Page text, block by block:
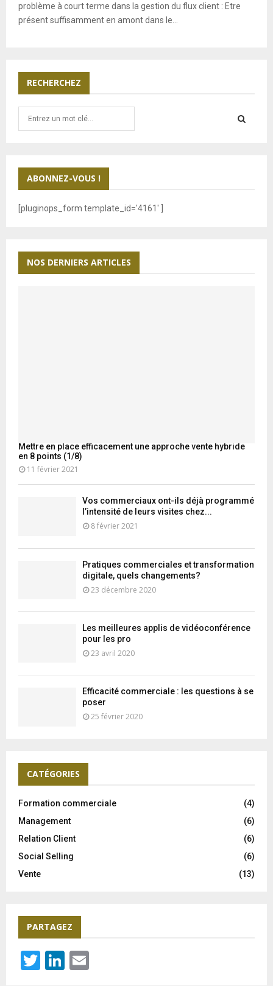
problème à court terme dans la gestion du flux client : Etre
présent suffisamment en amont dans le...
RECHERCHEZ
f
o
r
ABONNEZ-VOUS !
[pluginops_form template_id='4161' ]
NOS DERNIERS ARTICLES
Mettre en place efficacement une approche vente hybride
en 8 points (1/8)
11 février 2021
Vos commerciaux ont-ils déjà programmé
l’intensité de leurs visites chez...
8 février 2021
Pratiques commerciales et transformation
digitale, quels changements?
23 décembre 2020
Les meilleures applis de vidéoconférence
pour les pro
23 avril 2020
Efficacité commerciale : les questions à se
poser
25 février 2020
CATÉGORIES
Formation commerciale
(4)
Management
(6)
Relation Client
(6)
Social Selling
(6)
Vente
(13)
PARTAGEZ
T
Li